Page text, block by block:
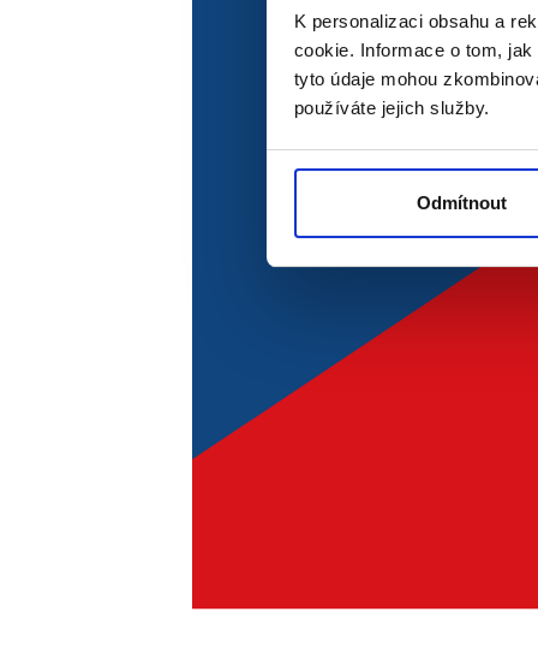
K personalizaci obsahu a
cookie. Informace o tom,
tyto údaje mohou
používáte jejich služby.
Odmítnout
GRiT má
potřebují
držet přesnou
propojit data mezi
lépe řídit
zvládnout rostoucí